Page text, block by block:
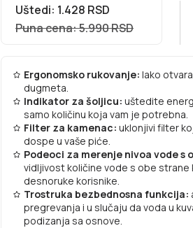
Uštedi: 1.428 RSD
Puna cena: 5.990 RSD
Ergonomsko rukovanje: lako
dugmeta.
Indikator za šoljicu: uštedite
samo količinu koja vam je potrebna.
Filter za kamenac: uklonjivi filter
dospe u vaše piće.
Podeoci za merenje nivoa vode s
vidljivost količine vode s obe strane
desnoruke korisnike.
Trostruka bezbednosna funkcija:
pregrevanja i u slučaju da voda u
podizanja sa osnove.